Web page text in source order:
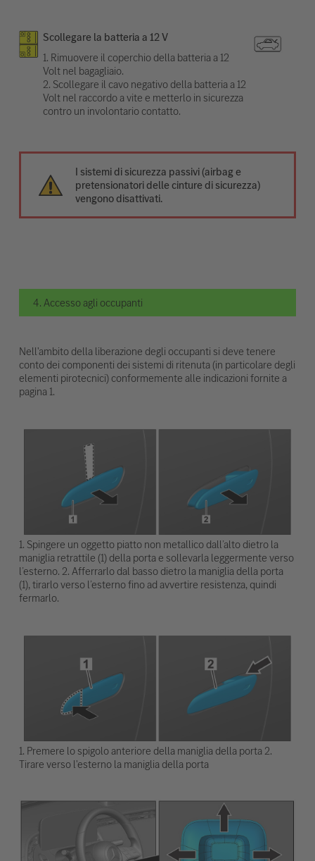
Scollegare la batteria a 12 V
1. Rimuovere il coperchio della batteria a 12
Volt nel bagagliaio.
2. Scollegare il cavo negativo della batteria a 12
Volt nel raccordo a vite e metterlo in sicurezza
contro un involontario contatto.
I sistemi di sicurezza passivi (airbag e
pretensionatori delle cinture di sicurezza)
vengono disattivati.
4. Accesso agli occupanti
Nell'ambito della liberazione degli occupanti si deve tenere
conto dei componenti dei sistemi di ritenuta (in particolare degli
elementi pirotecnici) conformemente alle indicazioni fornite a
pagina 1.
1. Spingere un oggetto piatto non metallico dall’alto dietro la
maniglia retrattile (1) della porta e sollevarla leggermente verso
l’esterno. 2. Afferrarlo dal basso dietro la maniglia della porta
(1), tirarlo verso l’esterno fino ad avvertire resistenza, quindi
fermarlo.
1. Premere lo spigolo anteriore della maniglia della porta 2.
Tirare verso l'esterno la maniglia della porta